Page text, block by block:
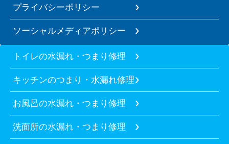
プライバシーポリシー
ソーシャルメディアポリシー
トイレの水漏れ・つまり修理
キッチンのつまり・水漏れ修理
お風呂の水漏れ・つまり修理
洗面所の水漏れ・つまり修理